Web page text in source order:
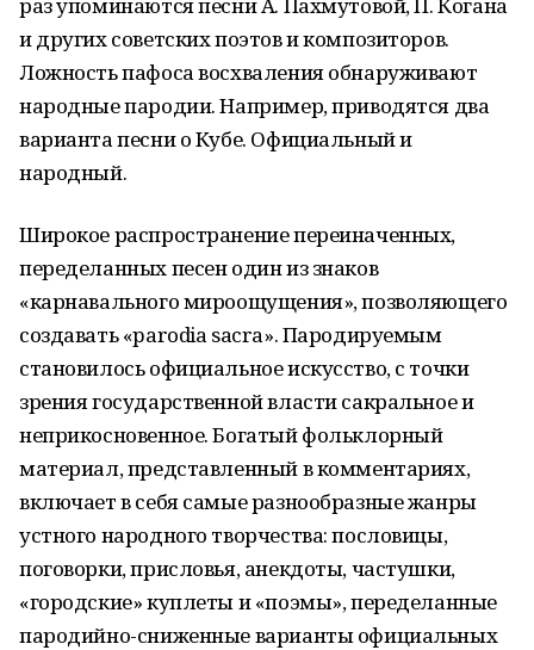
и других советских поэтов и композиторов.
Ложность пафоса восхваления обнаруживают
народные пародии. Например, приводятся два
варианта песни о Кубе. Официальный и
народный.
Широкое распространение переиначенных,
переделанных песен один из знаков
«карнавального мироощущения», позволяющего
создавать «parodia sacra». Пародируемым
становилось официальное искусство, с точки
зрения государственной власти сакральное и
неприкосновенное. Богатый фольклорный
материал, представленный в комментариях,
включает в себя самые разнообразные жанры
устного народного творчества: пословицы,
поговорки, присловья, анекдоты, частушки,
«городские» куплеты и «поэмы», переделанные
пародийно-сниженные варианты официальных